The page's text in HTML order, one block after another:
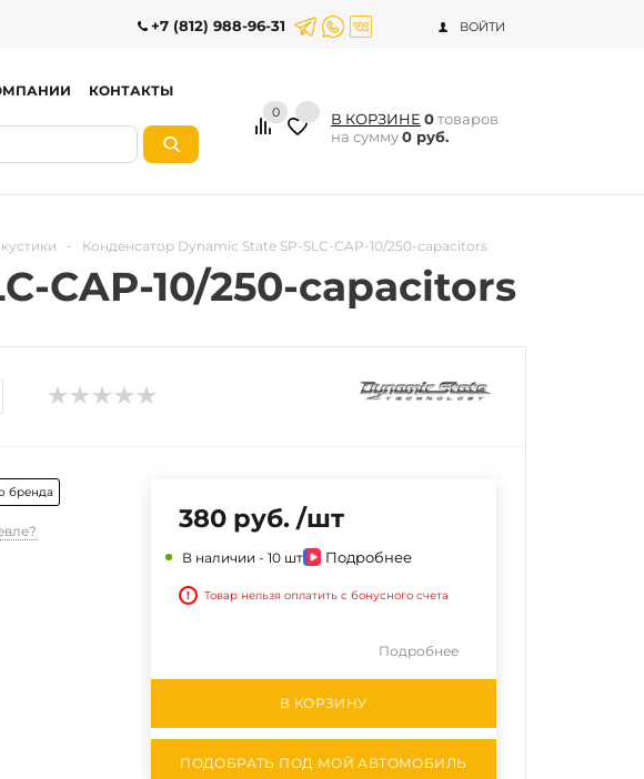
+7 (812) 988-96-31 ВОЙТИ
КОНТАКТЫ
0 В КОРЗИНЕ 0товаров
на сумму0 руб.
- Конденсатор Dynamic State SP-SLC-CAP-10/250-capacitors
CAP-10/250-capacitors
бренда
380 руб. /шт
В наличии - 10 шт Подробнее
! Товар нельзя оплатить с бонусного счета
Подробнее
В КОРЗИНУ
ПОДОБРАТЬ ПОД МОЙ АВТОМОБИЛЬ